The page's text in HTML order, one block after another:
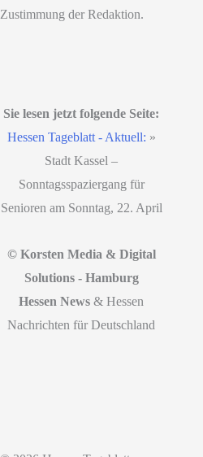
Zustimmung der Redaktion.
Sie lesen jetzt folgende Seite:
Hessen Tageblatt - Aktuell: »
Stadt Kassel –
Sonntagsspaziergang für
Senioren am Sonntag, 22. April
© Korsten Media & Digital
Solutions - Hamburg
Hessen News & Hessen
Nachrichten für Deutschland